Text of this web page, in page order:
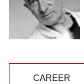
CAREER